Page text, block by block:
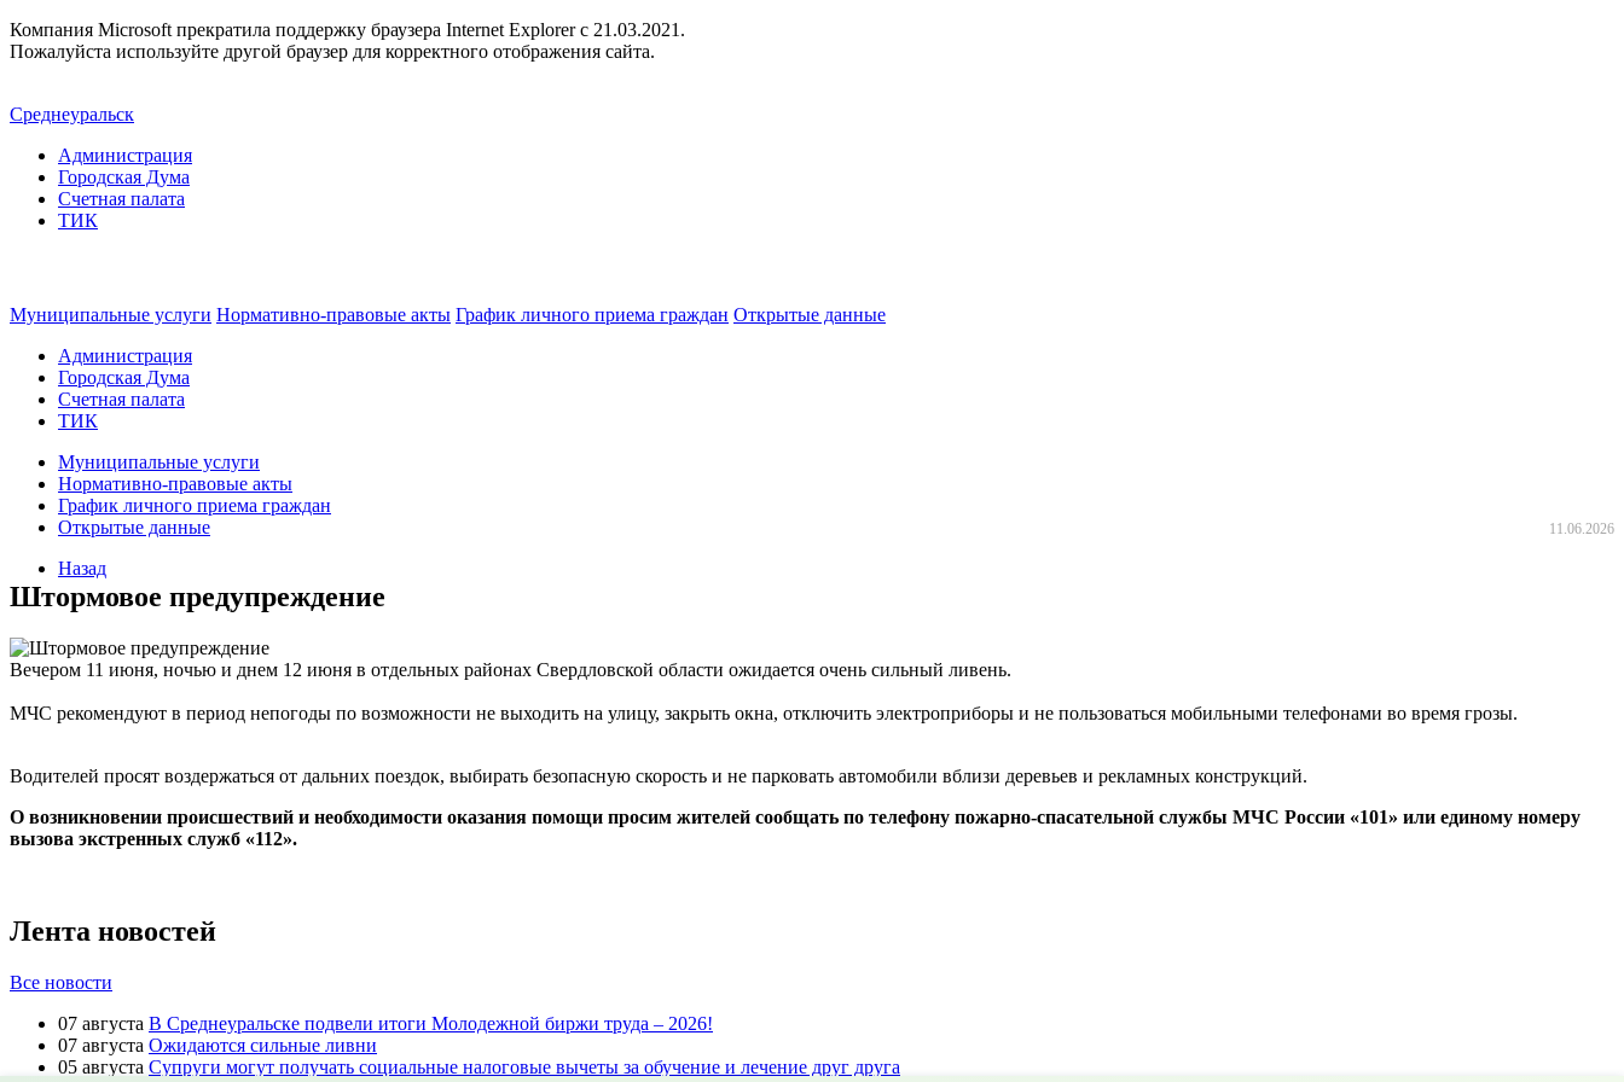
Компания Microsoft прекратила поддержку браузера Internet Explorer c 21.03.2021.
Пожалуйста используйте другой браузер для корректного отображения сайта.
Среднеуральск
Администрация
Городская Дума
Счетная палата
ТИК
Муниципальные услуги Нормативно-правовые акты График личного приема граждан Открытые данные
Администрация
Городская Дума
Счетная палата
ТИК
Муниципальные услуги
Нормативно-правовые акты
График личного приема граждан
Открытые данные
Назад
11.06.2026
Штормовое предупреждение
Вечером 11 июня, ночью и днем 12 июня в отдельных районах Свердловской области ожидается очень сильный ливень.
МЧС рекомендуют в период непогоды по возможности не выходить на улицу, закрыть окна, отключить электроприборы и не пользоваться мобильными телефонами во время грозы.
Водителей просят воздержаться от дальних поездок, выбирать безопасную скорость и не парковать автомобили вблизи деревьев и рекламных конструкций.
О возникновении происшествий и необходимости оказания помощи просим жителей сообщать по телефону пожарно-спасательной службы МЧС России «101» или единому номеру
вызова экстренных служб «112».
Лента новостей
Все новости
07 августа В Среднеуральске подвели итоги Молодежной биржи труда – 2026!
07 августа Ожидаются сильные ливни
05 августа Супруги могут получать социальные налоговые вычеты за обучение и лечение друг друга